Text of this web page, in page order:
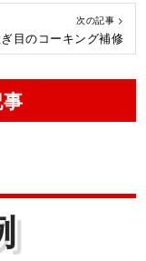
次の記事 >
のコーキング補修